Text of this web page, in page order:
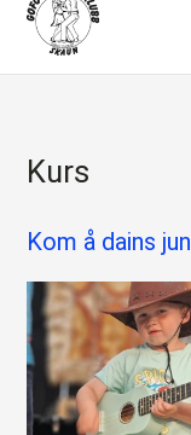
Kurs
Kom å dains